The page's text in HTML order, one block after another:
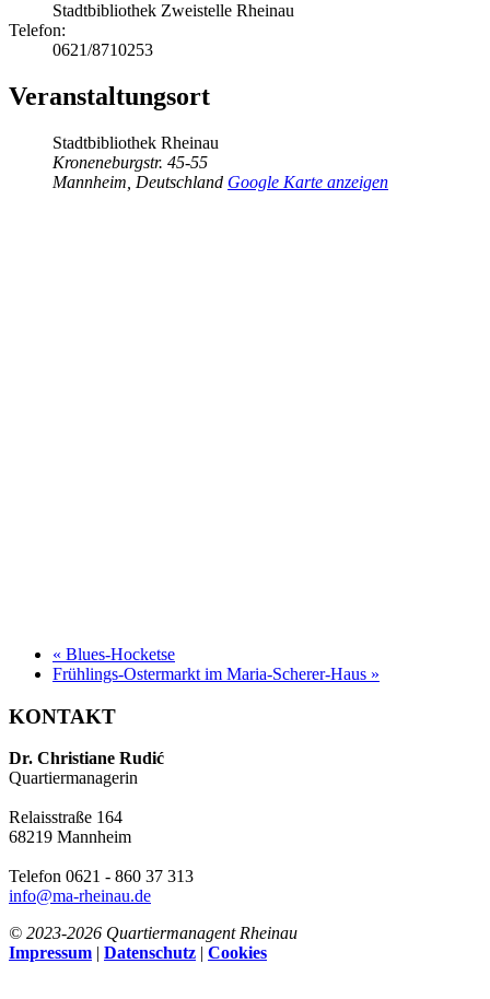
Stadtbibliothek Zweistelle Rheinau
Telefon:
0621/8710253
Veranstaltungsort
Stadtbibliothek Rheinau
Kroneneburgstr. 45-55
Mannheim Deutschland Google Karte anzeigen
« Blues-Hocketse
Frühlings-Ostermarkt im Maria-Scherer-Haus »
KONTAKT
Dr. Christiane Rudić
Quartiermanagerin
Relaisstraße 164
68219 Mannheim
Telefon 0621 - 860 37 313
info@ma-rheinau.de
© 2023-2026 Quartiermanagent Rheinau
Impressum | Datenschutz | Cookies